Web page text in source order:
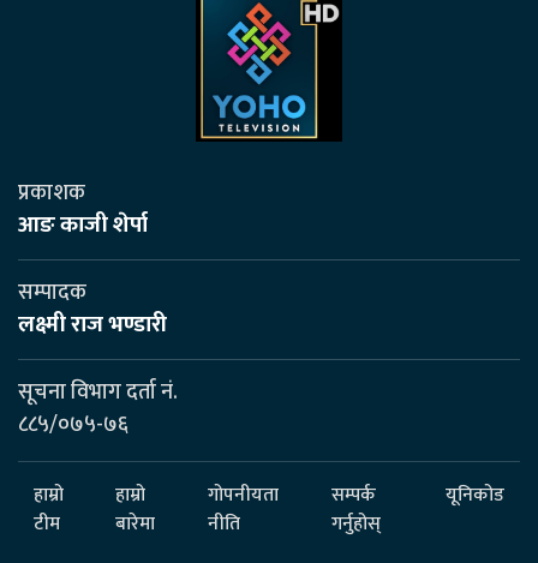
प्रकाशक
आङ काजी शेर्पा
सम्पादक
लक्ष्मी राज भण्डारी
सूचना विभाग दर्ता नं.
८८५/०७५-७६
हाम्रो
टीम
हाम्रो
बारेमा
गोपनीयता
नीति
सम्पर्क
गर्नुहोस्
यूनिकोड